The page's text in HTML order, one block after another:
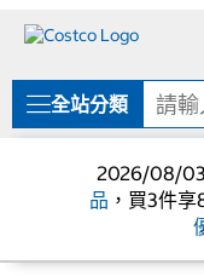
單
全站分類
2026/08/
品 ，買3件